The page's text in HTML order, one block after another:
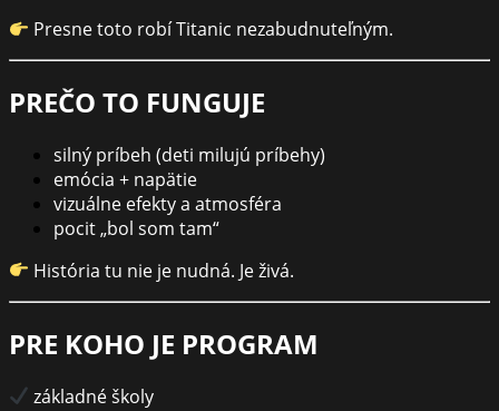
Presne toto robí Titanic nezabudnuteľným.
PREČO TO FUNGUJE
silný príbeh (deti milujú príbehy)
emócia + napätie
vizuálne efekty a atmosféra
pocit „bol som tam“
História tu nie je nudná. Je živá.
PRE KOHO JE PROGRAM
základné školy